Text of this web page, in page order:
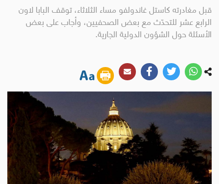
قبل مغادرته كاستل غاندولفو مساء الثلاثاء، توقف البابا لاون
الرابع عشر للتحدّث مع بعض الصحفيين، وأجاب على بعض
الأسئلة حول الشؤون الدولية الجارية.